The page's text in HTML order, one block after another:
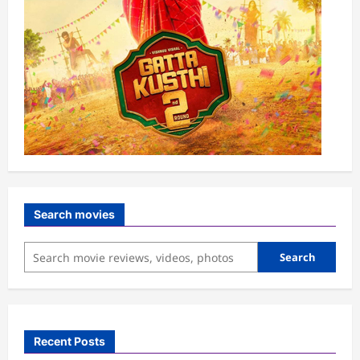
Search movies
Search
Recent Posts